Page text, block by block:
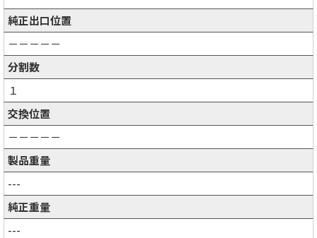
純正出口位置
－－－－－
分割数
１
交換位置
－－－－－
製品重量
---
純正重量
---